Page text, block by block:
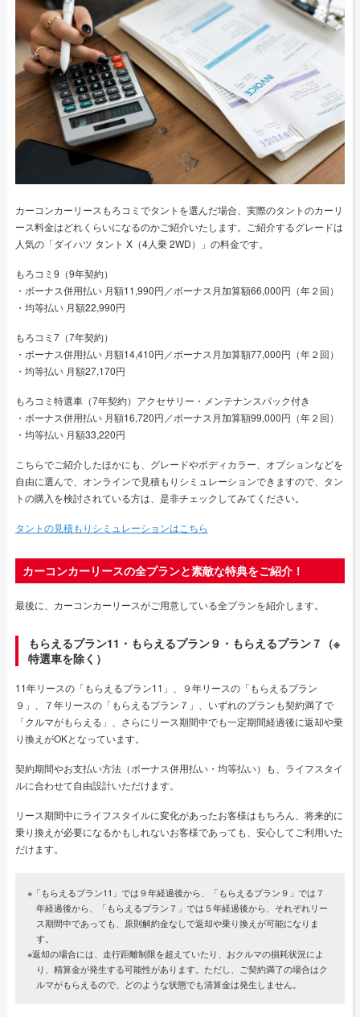
カーコンカーリースもろコミでタントを選んだ場合、実際のタントのカーリ
ース料金はどれくらいになるのかご紹介いたします。ご紹介するグレードは
人気の「ダイハツ タント ​​X（4人乗 2WD）」の料金です。
もろコミ9（9年契約）
・ボーナス併用払い 月額11,990円／ボーナス月加算額66,000円（年２回）
・均等払い 月額22,990円
もろコミ7（7年契約）
・ボーナス併用払い 月額14,410円／ボーナス月加算額77,000円（年２回）
・均等払い 月額27,170円
もろコミ特選車（7年契約）アクセサリー・メンテナンスパック付き
・ボーナス併用払い 月額16,720円／ボーナス月加算額99,000円（年２回）
・均等払い 月額33,220円
こちらでご紹介したほかにも、グレードやボディカラー、オプションなどを
自由に選んで、オンラインで見積もりシミュレーションできますので、タン
トの購入を検討されている方は、是非チェックしてみてください。
タントの見積もりシミュレーションはこちら
カーコンカーリースの全プランと素敵な特典をご紹介！
最後に、カーコンカーリースがご用意している全プランを紹介します。
もらえるプラン11・もらえるプラン９・もらえるプラン７（※
特選車を除く）
11年リースの「もらえるプラン11」、９年リースの「もらえるプラン
９」、７年リースの「もらえるプラン７」、いずれのプランも契約満了で
「クルマがもらえる」、さらにリース期間中でも一定期間経過後に返却や乗
り換えがOKとなっています。
契約期間やお支払い方法（ボーナス併用払い・均等払い）も、ライフスタイ
ルに合わせて自由設計いただけます。
リース期間中にライフスタイルに変化があったお客様はもちろん、将来的に
乗り換えが必要になるかもしれないお客様であっても、安心してご利用いた
だけます。
※「もらえるプラン11」では９年経過後から、「もらえるプラン９」では７
年経過後から、「もらえるプラン７」では５年経過後から、それぞれリー
ス期間中であっても、原則解約金なしで返却や乗り換えが可能になりま
す。
※返却の場合には、走行距離制限を超えていたり、おクルマの損耗状況によ
り、精算金が発生する可能性があります。ただし、ご契約満了の場合はク
ルマがもらえるので、どのような状態でも清算金は発生しません。